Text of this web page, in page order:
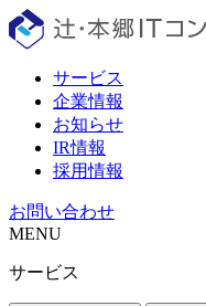
サービス
企業情報
お知らせ
IR情報
採用情報
お問い合わせ
MENU
サービス